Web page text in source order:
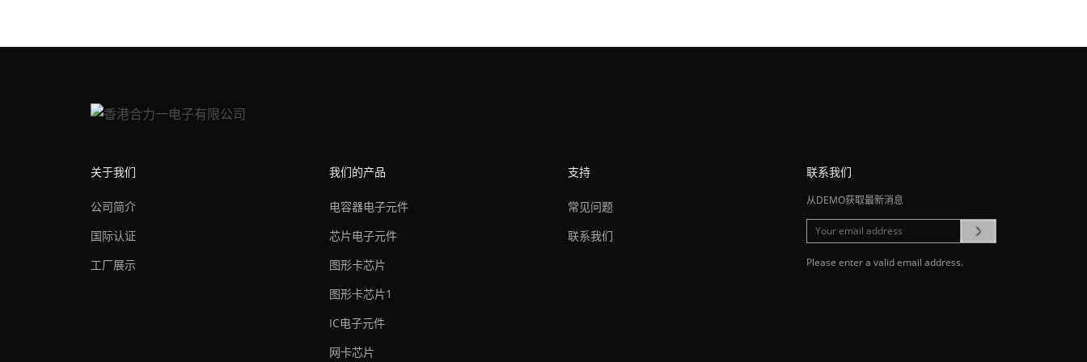
关于我们
公司简介
国际认证
工厂展示
我们的产品
电容器电子元件
芯片电子元件
图形卡芯片
图形卡芯片1
IC电子元件
网卡芯片
支持
常见问题
联系我们
联系我们
从DEMO获取最新消息
Please enter a valid email address.